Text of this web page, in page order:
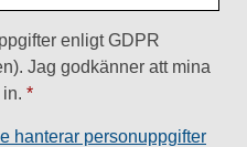
enligt GDPR
Jag godkänner att mina
hanterar personuppgifter